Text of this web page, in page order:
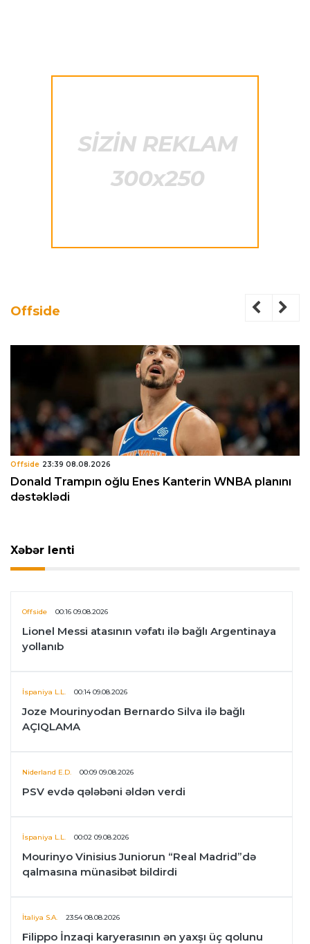
Offside
Offside 23:39 08.08.2026
Donald Trampın oğlu Enes Kanterin WNBA planını
dəstəklədi
Xəbər lenti
Offside 00:16 09.08.2026
Lionel Messi atasının vəfatı ilə bağlı Argentinaya
yollanıb
İspaniya L.L. 00:14 09.08.2026
Joze Mourinyodan Bernardo Silva ilə bağlı
AÇIQLAMA
Niderland E.D. 00:09 09.08.2026
PSV evdə qələbəni əldən verdi
İspaniya L.L. 00:02 09.08.2026
Mourinyo Vinisius Juniorun “Real Madrid”də
qalmasına münasibət bildirdi
İtaliya S.A. 23:54 08.08.2026
Filippo İnzaqi karyerasının ən yaxşı üç qolunu